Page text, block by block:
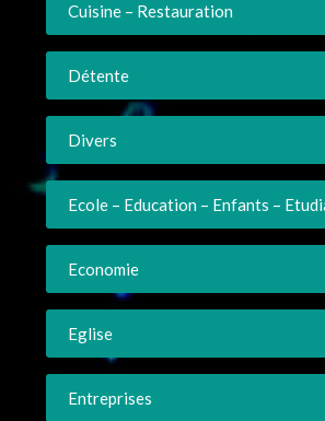
Cuisine – Restauration
Détente
Divers
Ecole – Education – Enfants –
Economie
Eglise
Entreprises